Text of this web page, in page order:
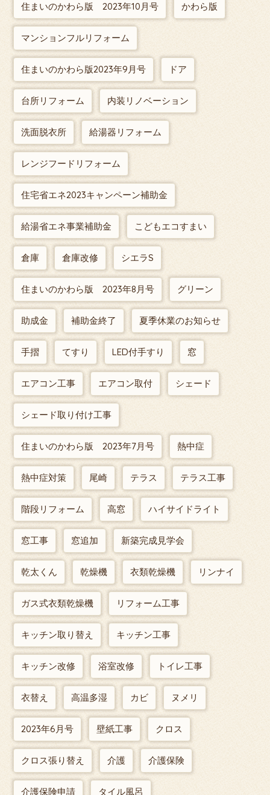
住まいのかわら版 2023年10月号 かわら版
マンションフルリフォーム
住まいのかわら版2023年9月号 ドア
台所リフォーム 内装リノベーション
洗面脱衣所 給湯器リフォーム
レンジフードリフォーム
住宅省エネ2023キャンペーン補助金
給湯省エネ事業補助金 こどもエコすまい
倉庫 倉庫改修 シエラS
住まいのかわら版 2023年8月号 グリーン
助成金 補助金終了 夏季休業のお知らせ
手摺 てすり LED付手すり 窓
エアコン工事 エアコン取付 シェード
シェード取り付け工事
住まいのかわら版 2023年7月号 熱中症
熱中症対策 尾崎 テラス テラス工事
階段リフォーム 高窓 ハイサイドライト
窓工事 窓追加 新築完成見学会
乾太くん 乾燥機 衣類乾燥機 リンナイ
ガス式衣類乾燥機 リフォーム工事
キッチン取り替え キッチン工事
キッチン改修 浴室改修 トイレ工事
衣替え 高温多湿 カビ ヌメリ
2023年6月号 壁紙工事 クロス
クロス張り替え 介護 介護保険
介護保険申請 タイル風呂